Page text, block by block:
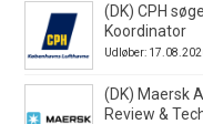
(DK) CPH
Koordinator
Udløber:
(DK) Maersk
Review &